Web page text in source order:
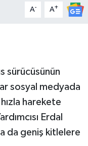
A- A+
sürücüsünün
sosyal medyada
harekete
Erdal
da geniş kitlelere